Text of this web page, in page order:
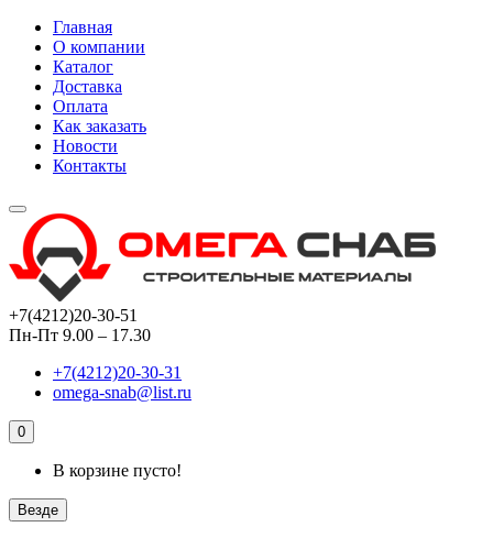
Главная
О компании
Каталог
Доставка
Оплата
Как заказать
Новости
Контакты
+7(4212)20-30-51
Пн-Пт 9.00 – 17.30
+7(4212)20-30-31
omega-snab@list.ru
0
В корзине пусто!
Везде